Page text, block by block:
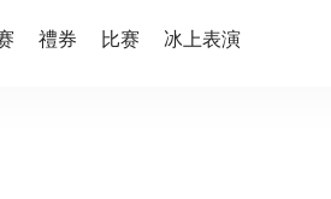
禮券 比赛 冰上表演